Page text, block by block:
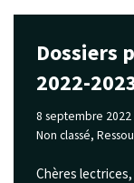
Dossiers
2022-
8 septembre 2022
Non classé,
Chères